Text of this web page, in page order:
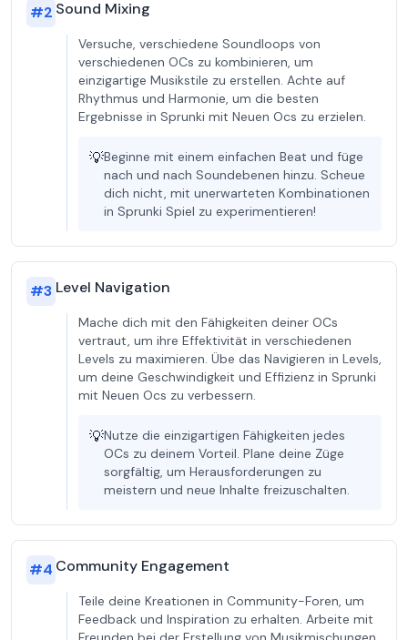
#2 Sound Mixing
Versuche, verschiedene Soundloops von
verschiedenen OCs zu kombinieren, um
einzigartige Musikstile zu erstellen. Achte auf
Rhythmus und Harmonie, um die besten
Ergebnisse in Sprunki mit Neuen Ocs zu erzielen.
💡Beginne mit einem einfachen Beat und füge
nach und nach Soundebenen hinzu. Scheue
dich nicht, mit unerwarteten Kombinationen
in Sprunki Spiel zu experimentieren!
#3 Level Navigation
Mache dich mit den Fähigkeiten deiner OCs
vertraut, um ihre Effektivität in verschiedenen
Levels zu maximieren. Übe das Navigieren in Levels,
um deine Geschwindigkeit und Effizienz in Sprunki
mit Neuen Ocs zu verbessern.
💡Nutze die einzigartigen Fähigkeiten jedes
OCs zu deinem Vorteil. Plane deine Züge
sorgfältig, um Herausforderungen zu
meistern und neue Inhalte freizuschalten.
#4 Community Engagement
Teile deine Kreationen in Community-Foren, um
Feedback und Inspiration zu erhalten. Arbeite mit